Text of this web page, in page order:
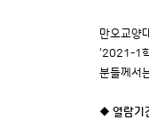
만오교양
‘2021-1
분들께서
◆ 열람기